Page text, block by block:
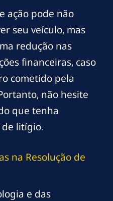
ação pode não
seu veículo, mas
redução nas
financeiras, caso
cometido pela
não hesite
que tenha
litígio.
na Resolução de
e das